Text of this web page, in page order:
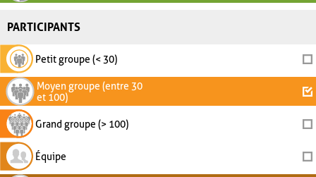
PARTICIPANTS
Petit groupe (< 30)
Moyen groupe (entre 30
et 100)
Grand groupe (> 100)
Équipe